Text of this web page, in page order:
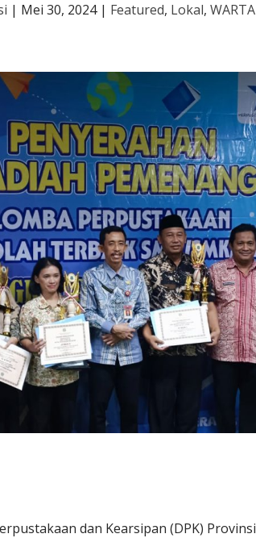
| Mei 30, 2024| Featured, Lokal,WARTA
dan Kearsipan (DPK)